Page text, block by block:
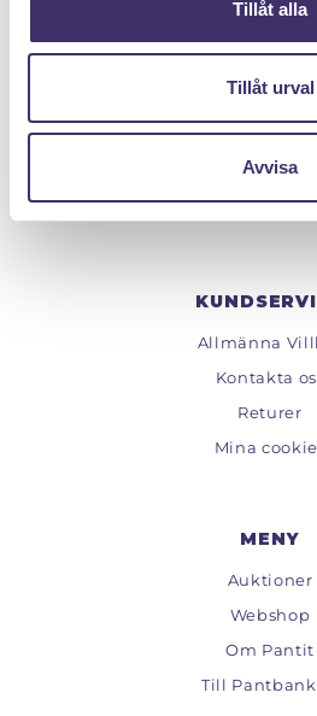
Tillåt alla
Tillåt urval
Avvisa
Tel:08 - 520
Allmänna
Kontakta
Returer
Mina
MENY
Auktioner
Webshop
Om Pantit
Till